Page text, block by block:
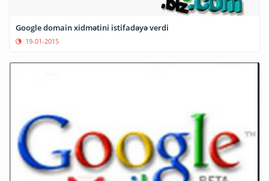
Google domain xidmətini istifadəyə verdi
19-01-2015